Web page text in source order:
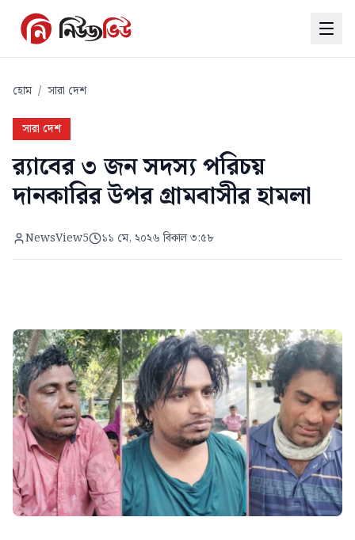
হোম / সারা দেশ
সারা দেশ
র‌্যাবের ৩ জন সদস্য পরিচয়
দানকারির উপর গ্রামবাসীর হামলা
NewsView5 ১১ মে, ২০২৬ বিকাল ৩:৫৮